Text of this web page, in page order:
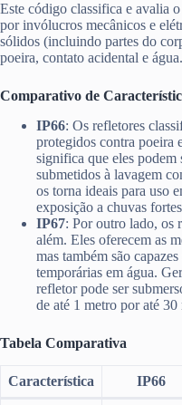
Este código classifica e avalia
por invólucros mecânicos e
sólidos (incluindo partes do
poeira, contato acidental e água.
Comparativo de
IP66: Os refletores
protegidos contra poeira
significa que eles podem
submetidos à lavagem
os torna ideais para uso
exposição a chuvas
IP67: Por outro lado, os
além. Eles oferecem as
mas também são
temporárias em água.
refletor pode ser
de até 1 metro por até 30
Tabela Comparativa
Característica IP66